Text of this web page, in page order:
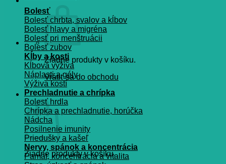
Žiadne produkty v košíku.
Vrátiť sa do obchodu
Košík
Žiadne produkty v košíku.
Bolesť
Bolesť chrbta, svalov a kĺbov
Bolesť hlavy a migréna
Bolesť pri menštruácii
Bolesť zubov
Kĺby a kosti
Kĺbová výživa
Náplasti a gély
Výživa kostí
Prechladnutie a chrípka
Bolesť hrdla
Chrípka a prechladnutie, horúčka
Nádcha
Posilnenie imunity
Priedušky a kašeľ
Nervy, spánok a koncentrácia
Pamät, koncentrácia a vitalita